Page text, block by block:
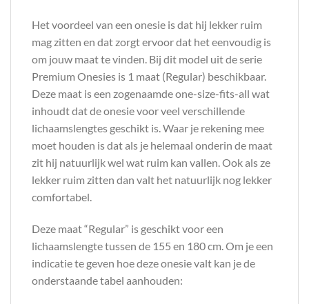
Het voordeel van een onesie is dat hij lekker ruim
mag zitten en dat zorgt ervoor dat het eenvoudig is
om jouw maat te vinden. Bij dit model uit de serie
Premium Onesies is 1 maat (Regular) beschikbaar.
Deze maat is een zogenaamde one-size-fits-all wat
inhoudt dat de onesie voor veel verschillende
lichaamslengtes geschikt is. Waar je rekening mee
moet houden is dat als je helemaal onderin de maat
zit hij natuurlijk wel wat ruim kan vallen. Ook als ze
lekker ruim zitten dan valt het natuurlijk nog lekker
comfortabel.
Deze maat “Regular” is geschikt voor een
lichaamslengte tussen de 155 en 180 cm. Om je een
indicatie te geven hoe deze onesie valt kan je de
onderstaande tabel aanhouden: